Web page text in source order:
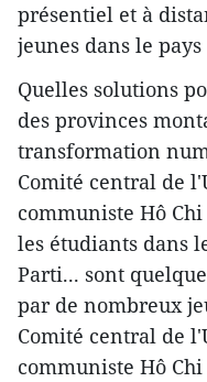
présentiel et à
jeunes dans le
Quelles solutions
des provinces
transformation
Comité central de
communiste Hô
les étudiants dans
Parti... sont
par de nombreux
Comité central de
communiste Hô